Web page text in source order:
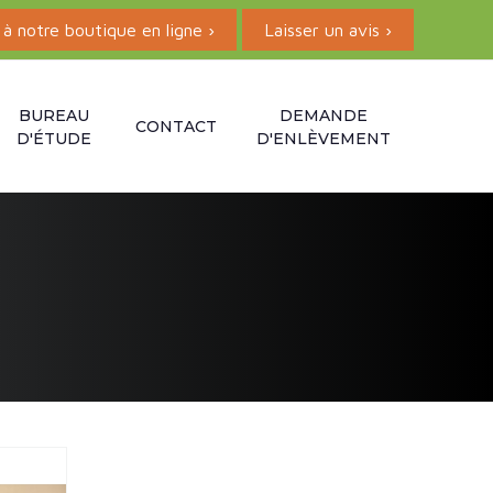
à notre boutique en ligne › Laisser un avis ›
BUREAU
D'ÉTUDE
CONTACT
DEMANDE
D'ENLÈVEMENT